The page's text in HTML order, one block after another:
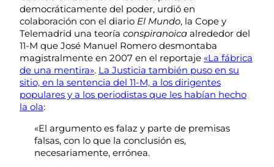
democráticamente del poder, urdió en
colaboración con el diario El Mundo, la Cope y
Telemadrid una teoría conspiranoica alrededor del
11-M que José Manuel Romero desmontaba
magistralmente en 2007 en el reportaje «La fábrica
de una mentira». La Justicia también puso en su
sitio, en la sentencia del 11-M, a los dirigentes
populares y a los periodistas que les habían hecho
la ola:
«El argumento es falaz y parte de premisas
falsas, con lo que la conclusión es,
necesariamente, errónea.